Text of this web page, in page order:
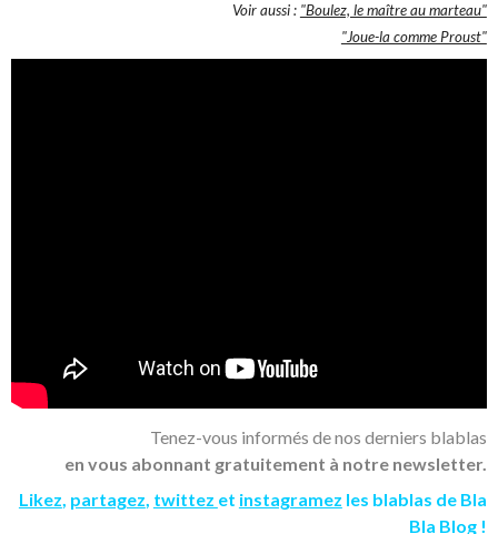
Voir aussi : "Boulez, le maître au marteau"
"Joue-la comme Proust"
Tenez-vous informés de nos derniers blablas
en vous abonnant gratuitement à notre newsletter.
Likez, partagez, twittez et instagramez les blablas de Bla
Bla Blog !